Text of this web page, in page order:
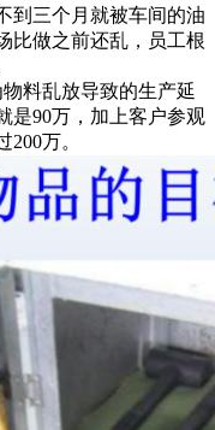
到三个月就被车间的油
比做之前还乱，员工根
料乱放导致的生产延
是90万，加上客户参观
万。